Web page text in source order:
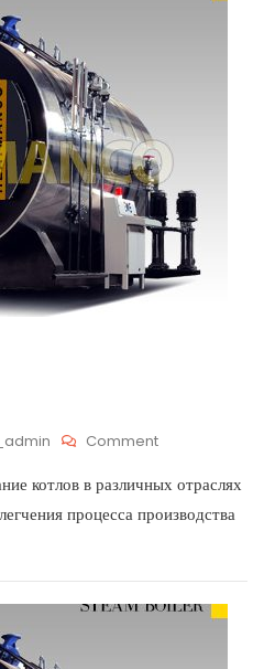
Comment
котлов в различных отраслях
процесса производства